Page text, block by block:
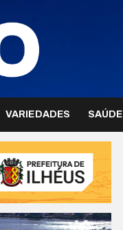
VARIEDADES SAÚDE